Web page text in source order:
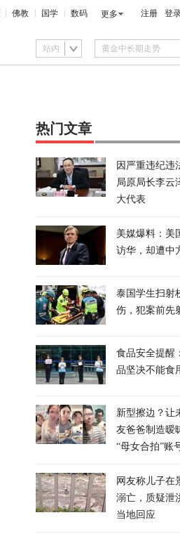
佛教 国学 数码 更多 注册 登
站内
老兵带你上手，来感受一
下国产“枪族双雄”
节节
党还在
热门文章
因严重违纪违
局原局长李云
大代表
美媒爆料：美
访华，却遭中
泰国学生扫射
伤，犯案前先
食品安全提醒
品坚决不能食
新型擦边？让
友爸爸制造暧
“母女合拍”账
网友称儿子在
溺亡，质疑泄
当地回应